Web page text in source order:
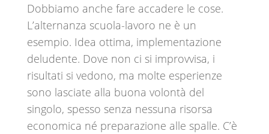
Dobbiamo anche fare accadere le cose.
L’alternanza scuola-lavoro ne è un
esempio. Idea ottima, implementazione
deludente. Dove non ci si improvvisa, i
risultati si vedono, ma molte esperienze
sono lasciate alla buona volontà del
singolo, spesso senza nessuna risorsa
economica né preparazione alle spalle. C’è